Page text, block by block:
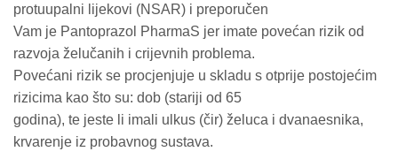
protuupalni lijekovi (NSAR) i preporučen
Vam je Pantoprazol PharmaS jer imate povećan rizik od
razvoja želučanih i crijevnih problema.
Povećani rizik se procjenjuje u skladu s otprije postojećim
rizicima kao što su: dob (stariji od 65
godina), te jeste li imali ulkus (čir) želuca i dvanaesnika,
krvarenje iz probavnog sustava.